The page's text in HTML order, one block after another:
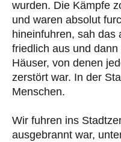
wurden. Die Kämpfe
und waren absolut
hineinfuhren, sah das
friedlich aus und
Häuser, von denen
zerstört war. In der
Menschen.
Wir fuhren ins
ausgebrannt war,